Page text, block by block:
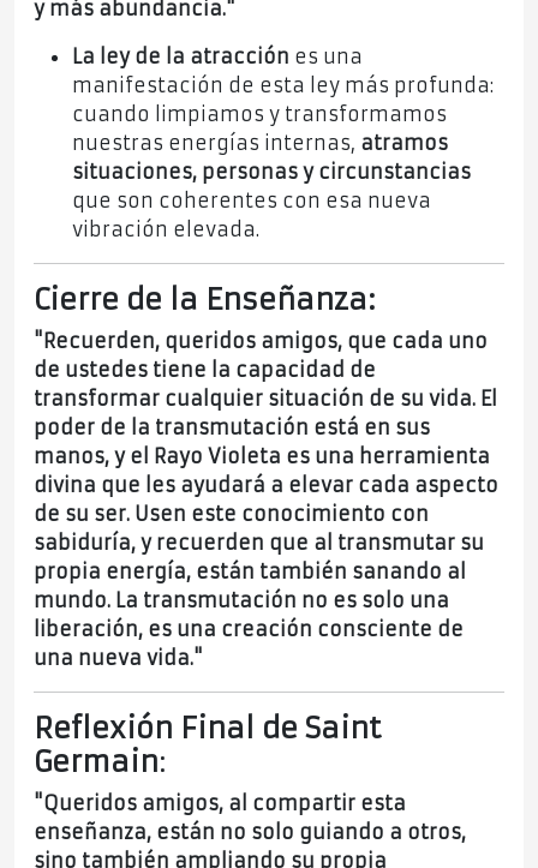
y más abundancia."
La ley de la atracción es una
manifestación de esta ley más profunda:
cuando limpiamos y transformamos
nuestras energías internas, atramos
situaciones, personas y circunstancias
que son coherentes con esa nueva
vibración elevada.
Cierre de la Enseñanza:
"Recuerden, queridos amigos, que cada uno
de ustedes tiene la capacidad de
transformar cualquier situación de su vida. El
poder de la transmutación está en sus
manos, y el Rayo Violeta es una herramienta
divina que les ayudará a elevar cada aspecto
de su ser. Usen este conocimiento con
sabiduría, y recuerden que al transmutar su
propia energía, están también sanando al
mundo. La transmutación no es solo una
liberación, es una creación consciente de
una nueva vida."
Reflexión Final de Saint
Germain:
"Queridos amigos, al compartir esta
enseñanza, están no solo guiando a otros,
sino también ampliando su propia